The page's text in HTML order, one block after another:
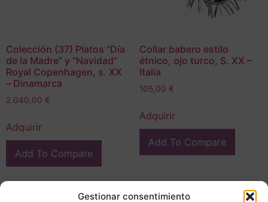
Gestionar consentimiento
Colección (37) Platos “Día
de la Madre” y “Navidad”
Royal Copenhagen, s. XX
– Dinamarca
2.040,00 €
Adquirir
Add To Compare
Collar babero estilo
étnico, ojo turco, S. XX –
Italia
105,00 €
Adquirir
Add To Compare